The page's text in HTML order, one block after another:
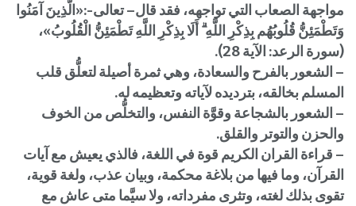
مواجهة الصعاب التي تواجهه، فقد قال– تعالى-:«الَّذِينَ آمَنُوا
وَتَطْمَئِنُّ قُلُوبُهُم بِذِكْرِ اللَّهِ ۗ أَلَا بِذِكْرِ اللَّهِ تَطْمَئِنُّ الْقُلُوبُ»،
(سورة الرعد: الآية 28).
– الشعور بالفرح والسعادة، وهي ثمرة أصيلة لتعلُّق قلب
المسلم بخالقه، بترديده لآياته وتعظيمه له.
– الشعور بالشجاعة وقوَّة النفس، والتخلُّص من الخوف
والحزن والتوتر والقلق.
– قراءة القران الكريم قوة في اللغة، فالذي يعيش مع آيات
القرآن، وما فيها من بلاغة محكمة، وبيان عذب، ولغة قوية،
تقوى بذلك لغته، وتثرى مفرداته، ولا سيَّما متى عاش مع